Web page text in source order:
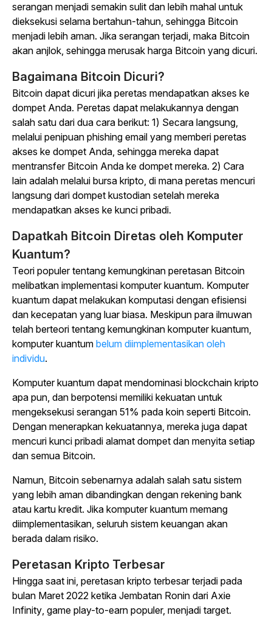
serangan menjadi semakin sulit dan lebih mahal untuk
dieksekusi selama bertahun-tahun, sehingga Bitcoin
menjadi lebih aman. Jika serangan terjadi, maka Bitcoin
akan anjlok, sehingga merusak harga Bitcoin yang dicuri.
Bagaimana Bitcoin Dicuri?
Bitcoin dapat dicuri jika peretas mendapatkan akses ke
dompet Anda. Peretas dapat melakukannya dengan
salah satu dari dua cara berikut: 1) Secara langsung,
melalui penipuan phishing email yang memberi peretas
akses ke dompet Anda, sehingga mereka dapat
mentransfer Bitcoin Anda ke dompet mereka. 2) Cara
lain adalah melalui bursa kripto, di mana peretas mencuri
langsung dari dompet kustodian setelah mereka
mendapatkan akses ke kunci pribadi.
Dapatkah Bitcoin Diretas oleh Komputer
Kuantum?
Teori populer tentang kemungkinan peretasan Bitcoin
melibatkan implementasi komputer kuantum. Komputer
kuantum dapat melakukan komputasi dengan efisiensi
dan kecepatan yang luar biasa. Meskipun para ilmuwan
telah berteori tentang kemungkinan komputer kuantum,
komputer kuantum belum diimplementasikan oleh
individu.
Komputer kuantum dapat mendominasi blockchain kripto
apa pun, dan berpotensi memiliki kekuatan untuk
mengeksekusi serangan 51% pada koin seperti Bitcoin.
Dengan menerapkan kekuatannya, mereka juga dapat
mencuri kunci pribadi alamat dompet dan menyita setiap
dan semua Bitcoin.
Namun, Bitcoin sebenarnya adalah salah satu sistem
yang lebih aman dibandingkan dengan rekening bank
atau kartu kredit. Jika komputer kuantum memang
diimplementasikan, seluruh sistem keuangan akan
berada dalam risiko.
Peretasan Kripto Terbesar
Hingga saat ini, peretasan kripto terbesar terjadi pada
bulan Maret 2022 ketika Jembatan Ronin dari Axie
Infinity, game play-to-earn populer, menjadi target.